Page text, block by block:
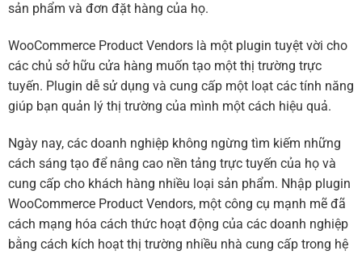
sản phẩm và đơn đặt hàng của họ.
WooCommerce Product Vendors là một plugin tuyệt vời cho
các chủ sở hữu cửa hàng muốn tạo một thị trường trực
tuyến. Plugin dễ sử dụng và cung cấp một loạt các tính năng
giúp bạn quản lý thị trường của mình một cách hiệu quả.
Ngày nay, các doanh nghiệp không ngừng tìm kiếm những
cách sáng tạo để nâng cao nền tảng trực tuyến của họ và
cung cấp cho khách hàng nhiều loại sản phẩm. Nhập plugin
WooCommerce Product Vendors, một công cụ mạnh mẽ đã
cách mạng hóa cách thức hoạt động của các doanh nghiệp
bằng cách kích hoạt thị trường nhiều nhà cung cấp trong hệ